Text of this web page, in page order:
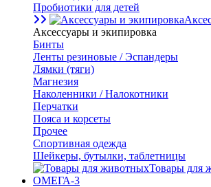
Пробиотики для детей
Аксессуары и экипировка
Бинты
Ленты резиновые / Эспандеры
Лямки (тяги)
Магнезия
Наколенники / Налокотники
Перчатки
Пояса и корсеты
Прочее
Спортивная одежда
Шейкеры, бутылки, таблетницы
Товары для
ОМЕГА-3